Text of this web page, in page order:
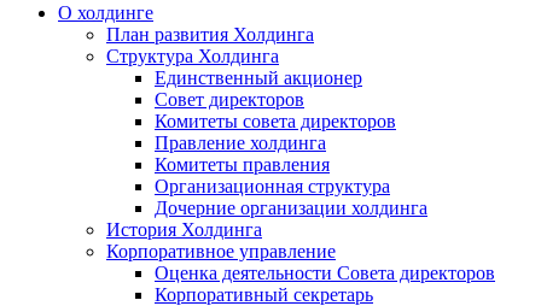
О холдинге
План развития Холдинга
Структура Холдинга
Единственный акционер
Совет директоров
Комитеты совета директоров
Правление холдинга
Комитеты правления
Организационная структура
Дочерние организации холдинга
История Холдинга
Корпоративное управление
Оценка деятельности Совета директоров
Корпоративный секретарь